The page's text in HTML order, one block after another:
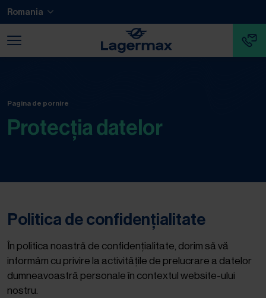
Salt la conținut principal
Salt la nota de subsol
Romania
Pagina de pornire
Protecția datelor
Politica de confidențialitate
În politica noastră de confidențialitate, dorim să vă
informăm cu privire la activitățile de prelucrare a datelor
dumneavoastră personale în contextul website-ului
nostru.